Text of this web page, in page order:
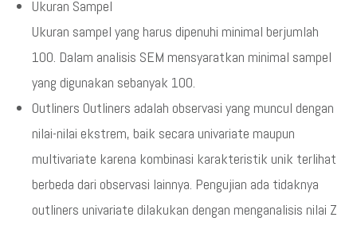
Ukuran Sampel
Ukuran sampel yang harus dipenuhi minimal berjumlah
100. Dalam analisis SEM mensyaratkan minimal sampel
yang digunakan sebanyak 100.
Outliners Outliners adalah observasi yang muncul dengan
nilai-nilai ekstrem, baik secara univariate maupun
multivariate karena kombinasi karakteristik unik terlihat
berbeda dari observasi lainnya. Pengujian ada tidaknya
outliners univariate dilakukan dengan menganalisis nilai Z